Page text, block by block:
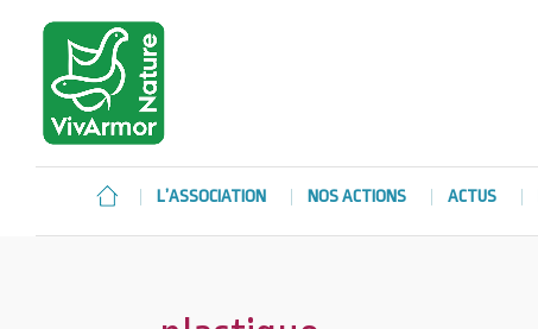
L’ASSOCIATION NOS ACTIONS ACTUS